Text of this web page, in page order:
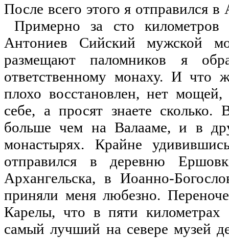
После всего этого я отправился
Примерно за сто километров
Антониев Сийский мужской
размещают паломников я
ответственному монаху. И что
плохо восстановлен, нет
себе, а просят знаете сколько.
больше чем на Валааме, и в
монастырях. Крайне
отправился в деревню
Архангельска, в Иоанно-
приняли меня любезно.
Карелы, что в пяти
самый лучший на севере музей